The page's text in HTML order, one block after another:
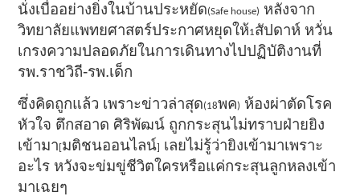
นั่งเบื่ออย่างยิ่งในบ้านประหยัด(Safe house) หลังจาก
วิทยาลัยแพทยศาสตร์ประกาศหยุดให้1สัปดาห์ หวั่น
เกรงความปลอดภัยในการเดินทางไปปฏิบัติงานที่
รพ.ราชวิถี-รพ.เด็ก
ซึ่งคิดถูกแล้ว เพราะข่าวล่าสุด(18พค) ห้องผ่าตัดโรค
หัวใจ ตึกสอาด ศิริพัฒน์ ถูกกระสุนไม่ทราบฝ่ายยิง
เข้ามา [มติชนออนไลน์]
เลยไม่รู้ว่ายิงเข้ามาเพราะ
อะไร หวังจะข่มขู่ชีวิตใครหรือแค่กระสุนลูกหลงเข้า
มาเฉยๆ